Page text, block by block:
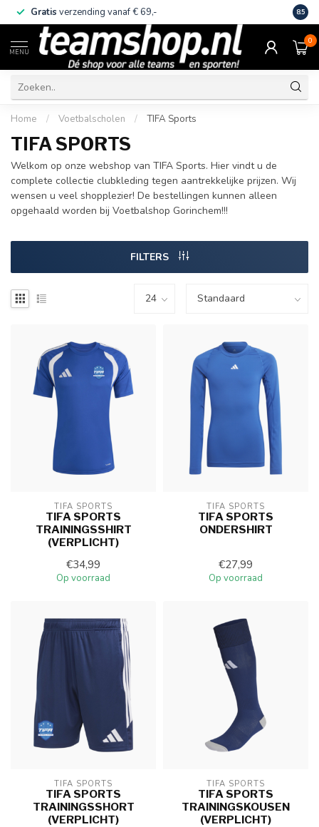
Gratis verzending vanaf € 69,- Eigen
8.5
MENU
0
Home / Voetbalscholen / TIFA Sports
TIFA SPORTS
Welkom op onze webshop van TIFA Sports. Hier vindt u de
complete collectie clubkleding tegen aantrekkelijke prijzen. Wij
wensen u veel shopplezier! De bestellingen kunnen alleen
opgehaald worden bij Voetbalshop Gorinchem!!!
FILTERS
TIFA SPORTS
TIFA SPORTS
TRAININGSSHIRT
(VERPLICHT)
€34,99
Op voorraad
TIFA SPORTS
TIFA SPORTS
ONDERSHIRT
€27,99
Op voorraad
TIFA SPORTS
TIFA SPORTS
TRAININGSSHORT
(VERPLICHT)
TIFA SPORTS
TIFA SPORTS
TRAININGSKOUSEN
(VERPLICHT)